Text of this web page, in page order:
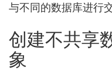
与不同的数据库进行交
创建不共享
象